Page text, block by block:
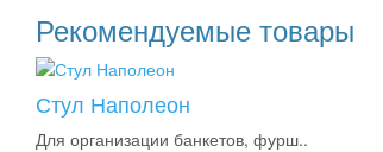
Рекомендуемые товары
Стул Наполеон
Для организации банкетов, фурш..